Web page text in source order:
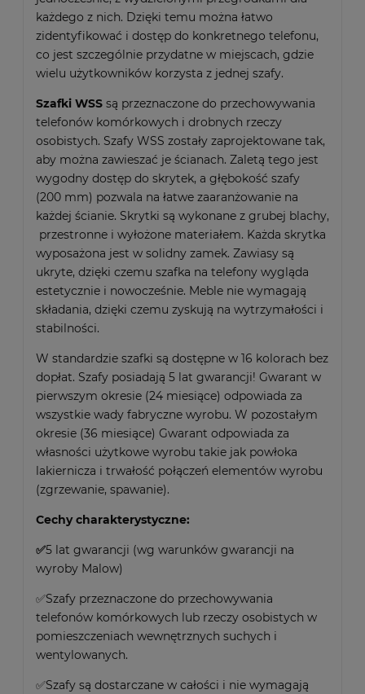
każdego z nich. Dzięki temu można łatwo
zidentyfikować i dostęp do konkretnego telefonu,
co jest szczególnie przydatne w miejscach, gdzie
wielu użytkowników korzysta z jednej szafy.
Szafki WSS są przeznaczone do przechowywania
telefonów komórkowych i drobnych rzeczy
osobistych. Szafy WSS zostały zaprojektowane tak,
aby można zawieszać je ścianach. Zaletą tego jest
wygodny dostęp do skrytek, a głębokość szafy
(200 mm) pozwala na łatwe zaaranżowanie na
każdej ścianie. Skrytki są wykonane z grubej blachy,
przestronne i wyłożone materiałem. Każda skrytka
wyposażona jest w solidny zamek. Zawiasy są
ukryte, dzięki czemu szafka na telefony wygląda
estetycznie i nowocześnie. Meble nie wymagają
składania, dzięki czemu zyskują na wytrzymałości i
stabilności.
W standardzie szafki są dostępne w 16 kolorach bez
dopłat. Szafy posiadają 5 lat gwarancji! Gwarant w
pierwszym okresie (24 miesiące) odpowiada za
wszystkie wady fabryczne wyrobu. W pozostałym
okresie (36 miesiące) Gwarant odpowiada za
własności użytkowe wyrobu takie jak powłoka
lakiernicza i trwałość połączeń elementów wyrobu
(zgrzewanie, spawanie).
Cechy charakterystyczne:
✅5 lat gwarancji (wg warunków gwarancji na
wyroby Malow)
✅Szafy przeznaczone do przechowywania
telefonów komórkowych lub rzeczy osobistych w
pomieszczeniach wewnętrznych suchych i
wentylowanych.
✅Szafy są dostarczane w całości i nie wymagają